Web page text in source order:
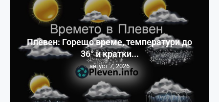
Плевен: Горещо време, температури до
36° и кратки...
август 7, 2026